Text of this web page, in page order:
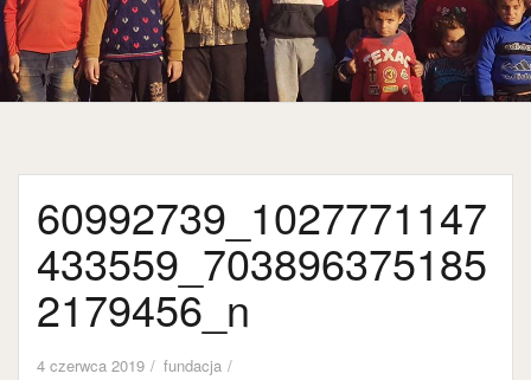
60992739_1027771147
433559_703896375185
2179456_n
4 czerwca 2019 fundacja